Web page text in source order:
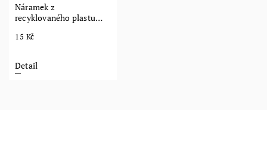
Náramek z
recyklovaného plastu
15 Kč
Detail